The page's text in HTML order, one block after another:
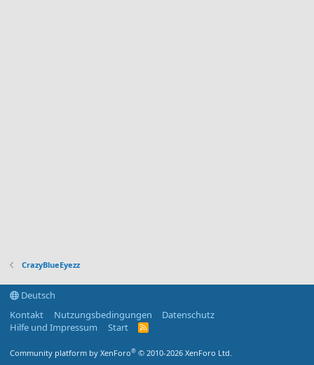
CrazyBlueEyezz
Deutsch
Kontakt
Nutzungsbedingungen
Datenschutz
Hilfe und Impressum
Start
R
Community platform by XenForo® © 2010-2026 XenForo Ltd.